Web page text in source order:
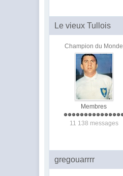
Le vieux Tullois
Champion du Monde
Membres
11 138 messages
gregouarrrr